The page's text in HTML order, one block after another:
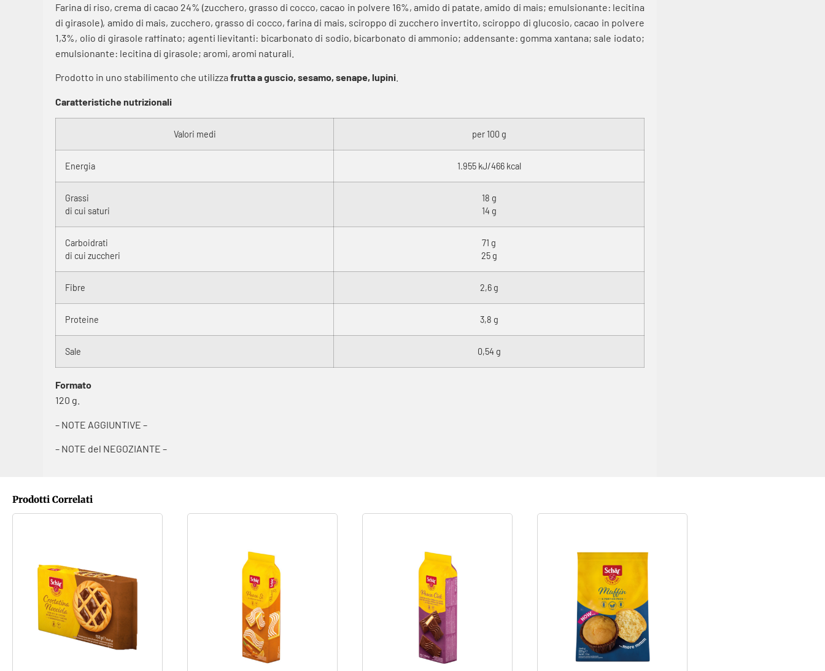
Farina di riso, crema di cacao 24% (zucchero, grasso di cocco, cacao in polvere 16%, amido di patate, amido di mais; emulsionante: lecitina
di girasole), amido di mais, zucchero, grasso di cocco, farina di mais, sciroppo di zucchero invertito, sciroppo di glucosio, cacao in polvere
1,3%, olio di girasole raffinato; agenti lievitanti: bicarbonato di sodio, bicarbonato di ammonio; addensante: gomma xantana; sale iodato;
emulsionante: lecitina di girasole; aromi, aromi naturali.
Prodotto in uno stabilimento che utilizza frutta a guscio, sesamo, senape, lupini
Caratteristiche nutrizionali
Valori medi per 100 g
Energia 1.955 kJ/466 kcal
Grassi
di cui saturi
18 g
14 g
Carboidrati
di cui zuccheri
71 g
25 g
Fibre 2,6 g
Proteine 3,8 g
Sale 0,54 g
Formato
120 g.
– NOTE AGGIUNTIVE –
– NOTE del NEGOZIANTE –
Prodotti Correlati